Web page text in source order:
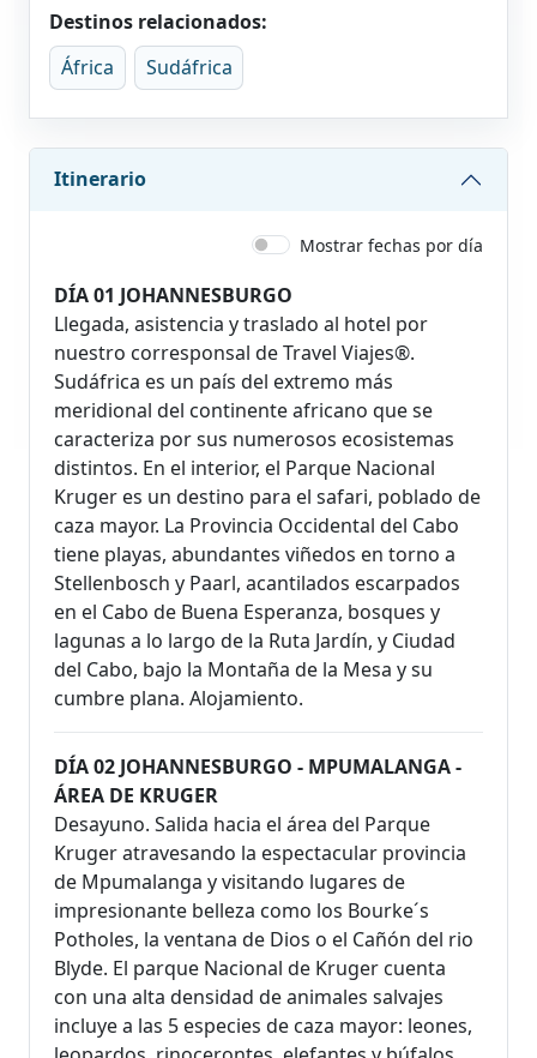
Destinos relacionados:
África
Sudáfrica
Itinerario
Mostrar fechas por día
DÍA 01 JOHANNESBURGO
Llegada, asistencia y traslado al hotel por
nuestro corresponsal de Travel Viajes®.
Sudáfrica es un país del extremo más
meridional del continente africano que se
caracteriza por sus numerosos ecosistemas
distintos. En el interior, el Parque Nacional
Kruger es un destino para el safari, poblado de
caza mayor. La Provincia Occidental del Cabo
tiene playas, abundantes viñedos en torno a
Stellenbosch y Paarl, acantilados escarpados
en el Cabo de Buena Esperanza, bosques y
lagunas a lo largo de la Ruta Jardín, y Ciudad
del Cabo, bajo la Montaña de la Mesa y su
cumbre plana. Alojamiento.
DÍA 02 JOHANNESBURGO - MPUMALANGA -
ÁREA DE KRUGER
Desayuno. Salida hacia el área del Parque
Kruger atravesando la espectacular provincia
de Mpumalanga y visitando lugares de
impresionante belleza como los Bourke´s
Potholes, la ventana de Dios o el Cañón del rio
Blyde. El parque Nacional de Kruger cuenta
con una alta densidad de animales salvajes
incluye a las 5 especies de caza mayor: leones,